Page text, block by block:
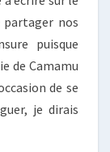
partager nos
puisque
de Camamu
de se
je dirais